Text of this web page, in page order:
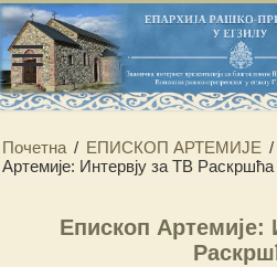
Почетна / ЕПИСКОП АРТЕМИЈЕ /
Артемије: Интервју за ТВ Раскршћа
Епископ Артемије: